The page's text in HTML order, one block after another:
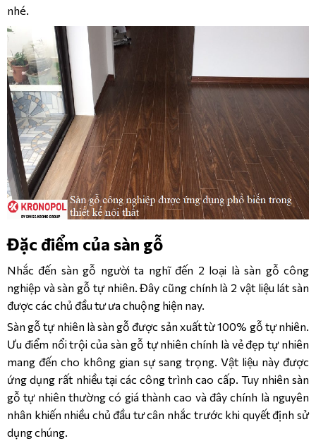
KRONOPOL
AQUA
LOUVRE
-
12MM/AC5
KRONOPOL
AQUA
SYMFONIA
–
12MM/AC5
nhé.
Đặc điểm của sàn gỗ
Nhắc đến sàn gỗ người ta nghĩ đến 2 loại là sàn gỗ công
nghiệp và sàn gỗ tự nhiên. Đây cũng chính là 2 vật liệu lát sàn
được các chủ đầu tư ưa chuộng hiện nay.
Sàn gỗ tự nhiên là sàn gỗ được sản xuất từ 100% gỗ tự nhiên.
Ưu điểm nổi trội của sàn gỗ tự nhiên chính là vẻ đẹp tự nhiên
mang đến cho không gian sự sang trọng. Vật liệu này được
ứng dụng rất nhiều tại các công trình cao cấp. Tuy nhiên sàn
gỗ tự nhiên thường có giá thành cao và đây chính là nguyên
nhân khiến nhiều chủ đầu tư cân nhắc trước khi quyết định sử
dụng chúng.